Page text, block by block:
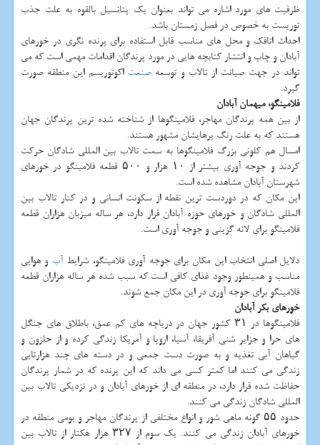
ظرفیت های مورد اشاره می تواند بعنوان یک پتانسیل بالقوه به علت جذب
توریست به خصوص در فصل زمستان باشد.
احداث اتاقک و محل های مناسب قابل استفاده برای پرنده نگری در خورهای
آبادان و چاپ و انتشار کتابچه هایی در مورد پرندگان اقدامات مهمی است که می
تواند در جهت صیانت از تالاب و توسعه صنعت اکوتوریسم این منطقه صورت
گیرد.
فلامینگو، میهمان آبادان
از بین همه پرندگان مهاجر، فلامینگوها از شناخته شده ترین پرندگان جهان
هستند که به علت رنگ پرهایشان مشهور هستند.
امسال هم کلونی بزرگ فلامینگوها به سمت تالاب بین المللی شادگان حرکت
کردند و جوجه آوری بیشتر از ۱۰ هزار و ۵۰۰ قطعه فلامینگو در خورهای
شهرستان آبادان مشاهده شده است.
این مکان که در دوردست ترین نقطه از سکونت انسانی و در کنار تالاب بین
المللی شادگان و خورهای حوزه آبادان قرار دارد، هر ساله میزبان هزاران قطعه
فلامینگو برای لانه گزینی و جوجه آوری است.
دلایل اصلی انتخاب این مکان برای جوجه آوری فلامینگو، شرایطآب و هوایی
مناسب و همینطور وجود غذای کافی است که سبب شده هر ساله هزاران قطعه
فلامینگو برای جوجه آوری در این مکان جمع شوند.
خورهای بکر آبادان
فلامینگوها در ۳۱ کشور جهان در دریاچه های کم عمق، باطلاق های جنگل
های حرا و جزایر شنی آفریقا، آسیا، اروپا و آمریکا زندگی کرده و از حلزون و
گیاهان آبی تغذیه و به صورت دست جمعی و در دسته های چند هزارتایی
زندگی می کنند اما کمتر کسی می داند که این پرنده که در شمار پرندگان
حفاظت شده قرار دارد، در منطقه ای از خورهای آبادان و در نزدیکی تالاب بین
المللی شادگان زندگی می کنند.
حدود ۵۵ گونه ماهی شور و انواع مختلفی از پرندگان مهاجر و بومی منطقه در
خورهای آبادان زندگی می کنند. یک سوم از ۳۲۷ هزار هکتار از تالاب بین